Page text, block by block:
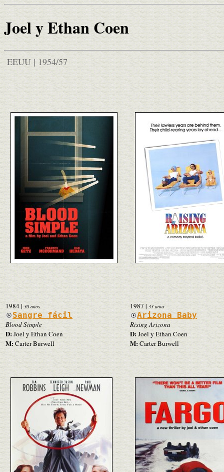
Joel y Ethan Coen
EEUU | 1954/57
1984| 30 años
Sangre fácil
Blood Simple
D:Joel y Ethan Coen
M:Carter Burwell
1987 | 33 años
Arizona Baby
Rising Arizona
D:Joel y Ethan Coen
M:Carter Burwell